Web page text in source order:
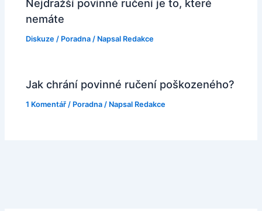
Nejdražší povinné ručení je to, které
nemáte
Diskuze / Poradna / Napsal Redakce
Jak chrání povinné ručení poškozeného?
1 Komentář / Poradna / Napsal Redakce